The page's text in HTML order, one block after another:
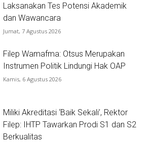
Laksanakan Tes Potensi Akademik
dan Wawancara
Jumat, 7 Agustus 2026
Filep Wamafma: Otsus Merupakan
Instrumen Politik Lindungi Hak OAP
Kamis, 6 Agustus 2026
Miliki Akreditasi ‘Baik Sekali’, Rektor
Filep: IHTP Tawarkan Prodi S1 dan S2
Berkualitas